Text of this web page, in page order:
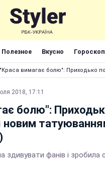
Полезное Вкусно
"Краса вимагає болю": Приходько
2018, 17:11
болю":
новим
здивувати фанів і зробила